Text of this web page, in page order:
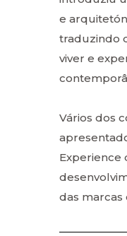
e
traduzindo
viver e
Vários dos
Experience
das